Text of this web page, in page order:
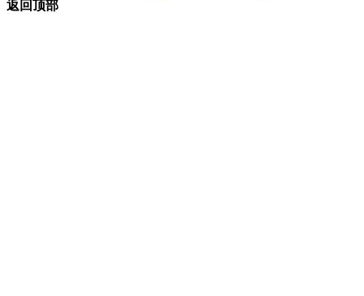
返回顶部